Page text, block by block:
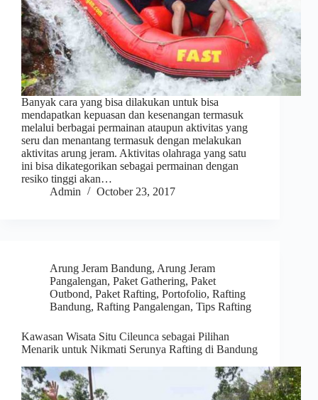
Banyak cara yang bisa dilakukan untuk bisa
mendapatkan kepuasan dan kesenangan termasuk
melalui berbagai permainan ataupun aktivitas yang
seru dan menantang termasuk dengan melakukan
aktivitas arung jeram. Aktivitas olahraga yang satu
ini bisa dikategorikan sebagai permainan dengan
resiko tinggi akan…
Admin
October 23, 2017
Arung Jeram Bandung, Arung Jeram
Pangalengan, Paket Gathering, Paket
Outbond, Paket Rafting, Portofolio, Rafting
Bandung, Rafting Pangalengan, Tips Rafting
Kawasan Wisata Situ Cileunca sebagai Pilihan
Menarik untuk Nikmati Serunya Rafting di Bandung